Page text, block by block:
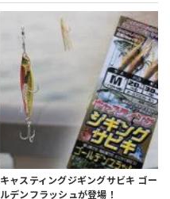
キャスティングジギングサビキ ゴー
ルデンフラッシュが登場！